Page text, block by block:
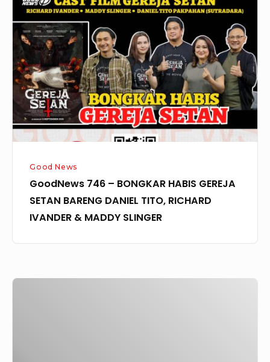
–
BONGKAR
HABIS
GEREJA
SETAN
BARENG
DANIEL
TITO,
IVANDER
MADDY
SLINGER
Good News
GoodNews 746 – BONGKAR HABIS GEREJA
SETAN BARENG DANIEL TITO, RICHARD
IVANDER & MADDY SLINGER